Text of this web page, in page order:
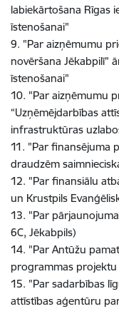
labiekārtošana Rīgas
īstenošanai"
9. "Par aizņēmumu
novēršana Jēkabpilī”
īstenošanai"
10. "Par aizņēmumu
“Uzņēmējdarbības
infrastruktūras
11. "Par finansējuma
draudzēm
12. "Par finansiālu
un Krustpils
13. "Par
6C, Jēkabpils)
14. "Par Antūžu
programmas
15. "Par sadarbības
attīstības aģentūru